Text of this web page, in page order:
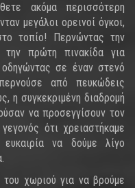
ακόμα περισσότερη
μεγάλοι ορεινοί όγκοι,
τοπίο! Περνώντας την
πρώτη πινακίδα για
σε έναν στενό
από πευκώδεις
η συγκεκριμένη διαδρομή
να προσεγγίσουν τον
ότι χρειαστήκαμε
να δούμε λίγο
χωριού για να βρούμε